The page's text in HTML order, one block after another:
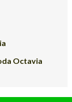
Octavia